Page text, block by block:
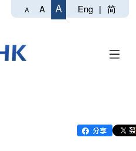
A A A Eng | 简